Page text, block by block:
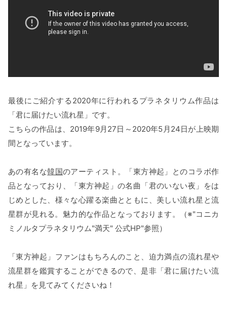
最後にご紹介する2020年に行われるプラネタリウム作品は
「君に届けたい流れ星」です。
こちらの作品は、2019年9月27日～2020年5月24日が上映期
間となっています。
あの有名な韓国のアーティスト。「東方神起」とのコラボ作
品となっており、「東方神起」の名曲「君のいない夜」をは
じめとした、様々な心躍る楽曲とともに、美しい流れ星と流
星群が見れる。魅力的な作品となっております。（※"コニカ
ミノルタプラネタリウム"満天" 公式HP"参照）
「東方神起」ファンはもちろんのこと、迫力満点の流れ星や
流星群を鑑賞することができるので、是非「君に届けたい流
れ星」を見てみてくださいね！